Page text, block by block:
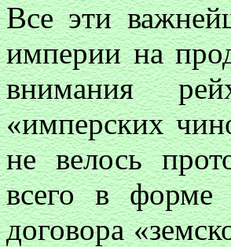
Все эти
империи на
внимания
«имперских
не велось
всего в форме
договора